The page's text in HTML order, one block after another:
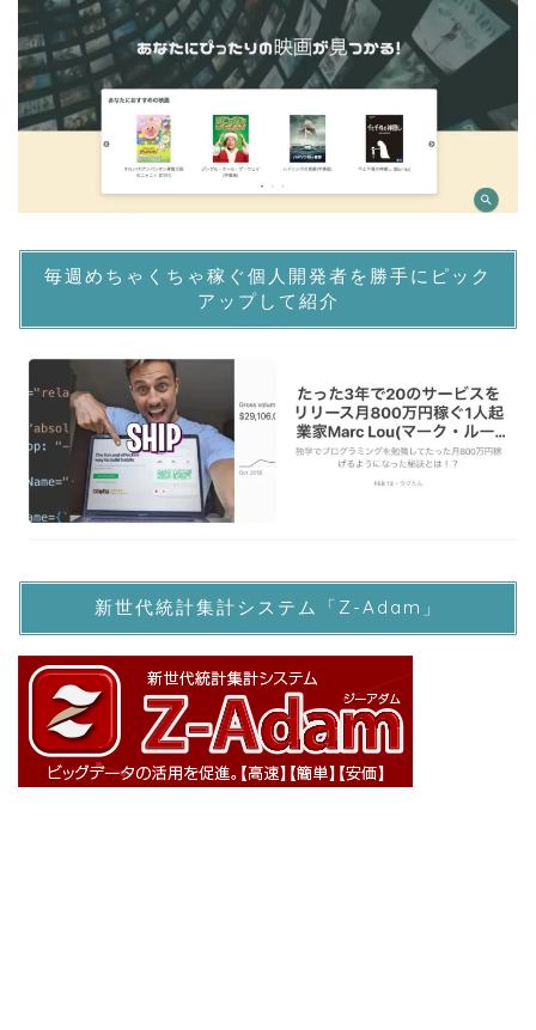
毎週めちゃくちゃ稼ぐ個人開発者を勝手にピック
アップして紹介
新世代統計集計システム「Z-Adam」